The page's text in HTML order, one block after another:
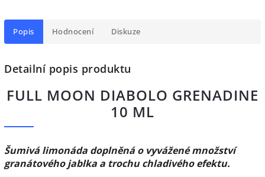
Popis Hodnocení Diskuze
Detailní popis produktu
FULL MOON DIABOLO GRENADINE
10 ML
Šumivá limonáda doplněná o vyvážené množství
granátového jablka a trochu chladivého efektu.